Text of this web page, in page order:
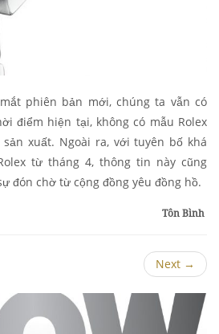
phiên bản mới, chúng ta vẫn có
điểm hiện tại, không có mẫu Rolex
xuất. Ngoài ra, với tuyên bố khá
từ tháng 4, thông tin này cũng
đón chờ từ cộng đồng yêu đồng hồ.
Tôn Bình
Next →